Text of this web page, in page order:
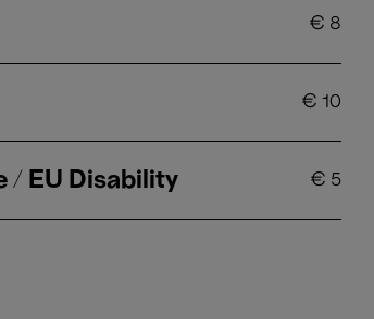
€ 8
€ 10
/ EU Disability € 5